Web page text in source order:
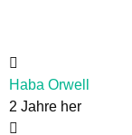
Haba Orwell
2 Jahre her